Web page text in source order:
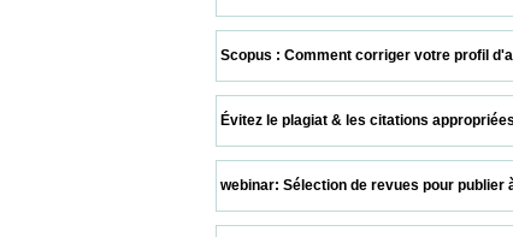
Scopus : Comment corriger votre
Évitez le plagiat & les citations
webinar: Sélection de revues pour